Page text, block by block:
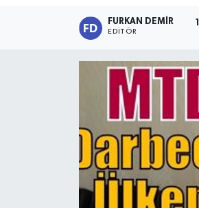
FURKAN DEMIR
EDITÖR